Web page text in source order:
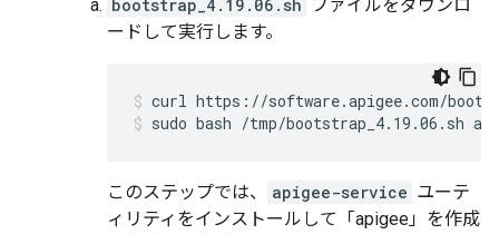
bootstrap_4.19.06.sh ファイルをダウンロ
ードして実行します。
sudo bash /tmp/bootstrap_4.19.06.sh
このステップでは、 apigee-service ユーテ
ィリティをインストールして「apigee」を作成